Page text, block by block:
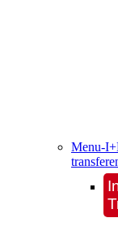
Menu-